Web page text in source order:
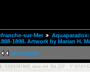
sur-Mer
1898. Artwork by Marian H.
précédente